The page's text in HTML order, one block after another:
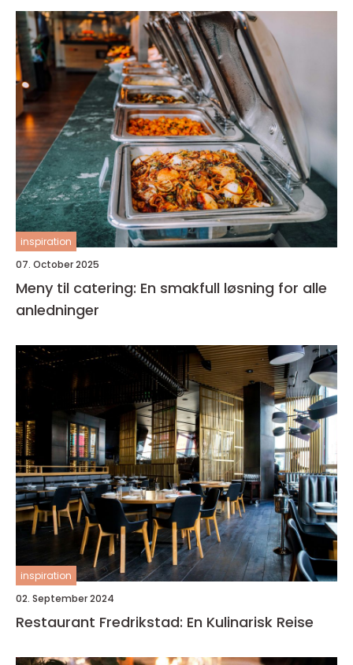
inspiration
07. October 2025
Meny til catering: En smakfull løsning for alle
anledninger
inspiration
02. September 2024
Restaurant Fredrikstad: En Kulinarisk Reise